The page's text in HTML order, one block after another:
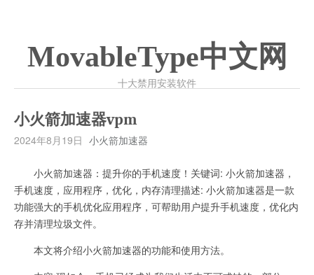
MovableType中文网
十大禁用安装软件
小火箭加速器vpm
2024年8月19日 小火箭加速器
小火箭加速器：提升你的手机速度！关键词: 小火箭加速器，
手机速度，应用程序，优化，内存清理描述: 小火箭加速器是一款
功能强大的手机优化应用程序，可帮助用户提升手机速度，优化内
存并清理垃圾文件。
本文将介绍小火箭加速器的功能和使用方法。